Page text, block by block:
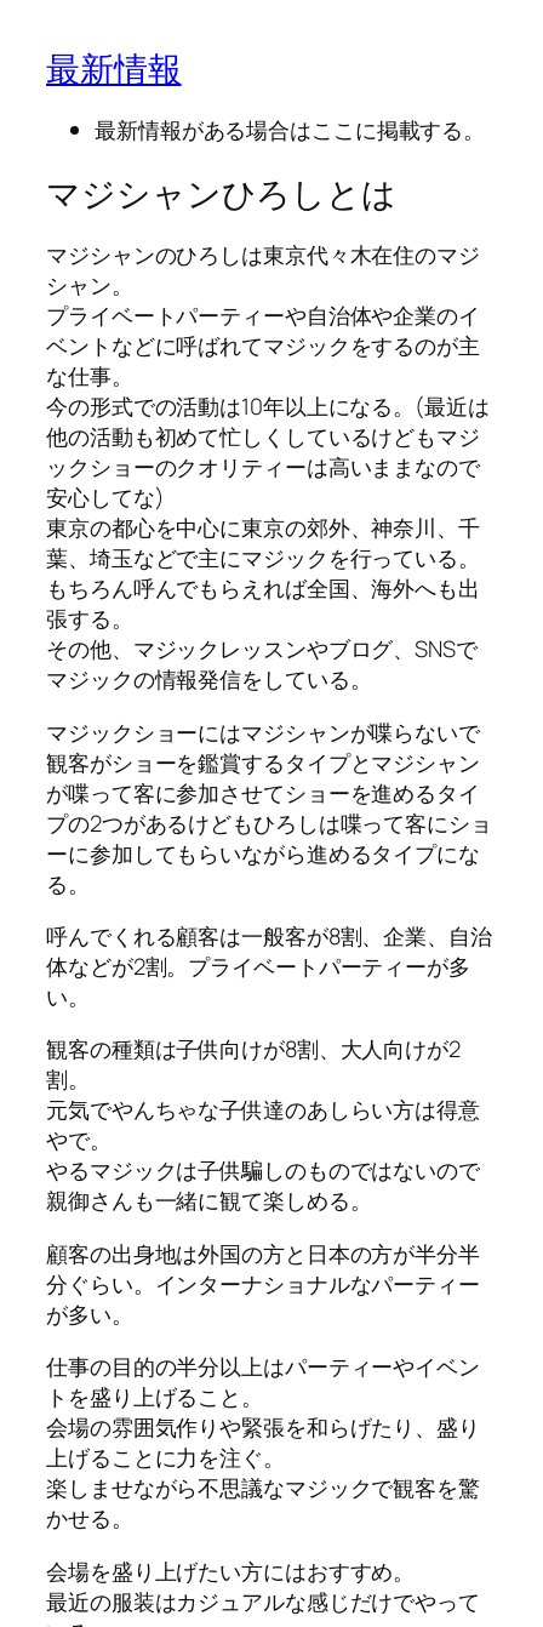
最新情報
最新情報がある場合はここに掲載する。
マジシャンひろしとは
マジシャンのひろしは東京代々木在住のマジ
シャン。
プライベートパーティーや自治体や企業のイ
ベントなどに呼ばれてマジックをするのが主
な仕事。
今の形式での活動は10年以上になる。(最近は
他の活動も初めて忙しくしているけどもマジ
ックショーのクオリティーは高いままなので
安心してな)
東京の都心を中心に東京の郊外、神奈川、千
葉、埼玉などで主にマジックを行っている。
もちろん呼んでもらえれば全国、海外へも出
張する。
その他、マジックレッスンやブログ、SNSで
マジックの情報発信をしている。
マジックショーにはマジシャンが喋らないで
観客がショーを鑑賞するタイプとマジシャン
が喋って客に参加させてショーを進めるタイ
プの2つがあるけどもひろしは喋って客にショ
ーに参加してもらいながら進めるタイプにな
る。
呼んでくれる顧客は一般客が8割、企業、自治
体などが2割。プライベートパーティーが多
い。
観客の種類は子供向けが8割、大人向けが2
割。
元気でやんちゃな子供達のあしらい方は得意
やで。
やるマジックは子供騙しのものではないので
親御さんも一緒に観て楽しめる。
顧客の出身地は外国の方と日本の方が半分半
分ぐらい。インターナショナルなパーティー
が多い。
仕事の目的の半分以上はパーティーやイベン
トを盛り上げること。
会場の雰囲気作りや緊張を和らげたり、盛り
上げることに力を注ぐ。
楽しませながら不思議なマジックで観客を驚
かせる。
会場を盛り上げたい方にはおすすめ。
最近の服装はカジュアルな感じだけでやって